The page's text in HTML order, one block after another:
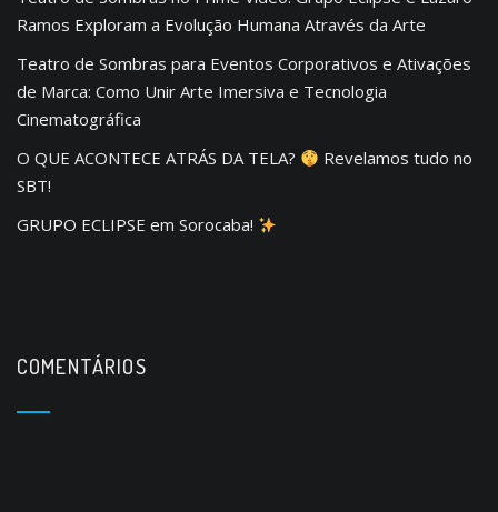
Ramos Exploram a Evolução Humana Através da Arte
Teatro de Sombras para Eventos Corporativos e Ativações
de Marca: Como Unir Arte Imersiva e Tecnologia
Cinematográfica
O QUE ACONTECE ATRÁS DA TELA?
Revelamos tudo no
SBT!
GRUPO ECLIPSE em Sorocaba!
COMENTÁRIOS